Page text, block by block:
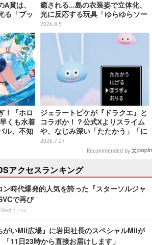
賞は、
る「ブッ
癒される…島の衣装姿で立体化、
光に反応する玩具「ゆらゆらソー
ラー」全8種が全国アミューズメ
ント施設にて展開
2026.8.5
！『ホロ
くも水着
ル、不知
で登場
ジェラートピケが『ドラクエ』と
コラボか！？公式Xよりスライム
や、なじみ深い「たたかう」「に
げる」のコマンドウィンドウが投
2026.7.27
Recommended by
アクセスランキング
ン時代爆発的人気を誇った『スターソルジャ
で再び
17:45
がいMii広場』に岩田社長のスペシャルMiiが
11日23時から直接お届けします」